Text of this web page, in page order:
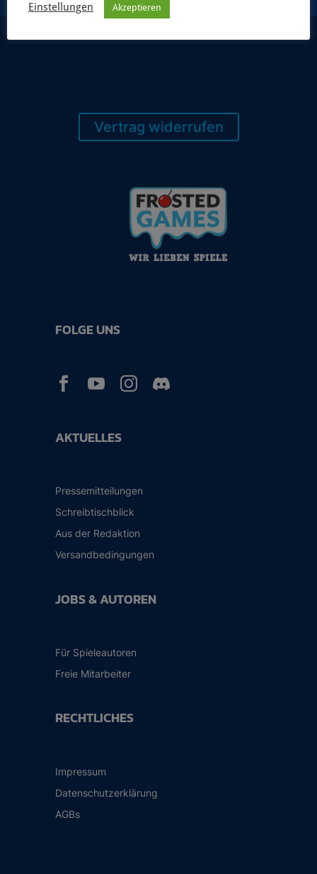
Vertrag widerrufen
AKTUELLES
Pressemitteilungen
Schreibtischblick
Aus der Redaktion
Versandbedingungen
JOBS & AUTOREN
Für Spieleautoren
Freie Mitarbeiter
RECHTLICHES
Impressum
Datenschutzerklärung
AGBs
FOLGE UNS
  
Einstellungen Akzeptieren